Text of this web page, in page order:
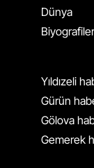
Dünya
Biyografiler
Yıldızeli
Gürün
Gölova
Gemerek